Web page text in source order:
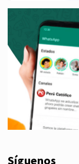
Síguenos